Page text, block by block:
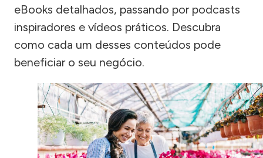
eBooks detalhados, passando por podcasts
inspiradores e vídeos práticos. Descubra
como cada um desses conteúdos pode
beneficiar o seu negócio.